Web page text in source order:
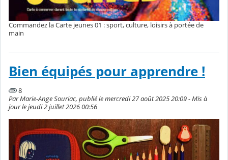
Commandez la Carte jeunes 01 : sport, culture, loisirs à portée de
main
Bien équipés pour apprendre !
8
Par Marie-Ange Souriac, publié le mercredi 27 août 2025 20:09 - Mis à
jour le jeudi 2 juillet 2026 00:56